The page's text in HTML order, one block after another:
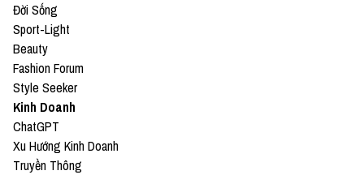
Đời Sống
Sport-Light
Beauty
Fashion Forum
Style Seeker
Kinh Doanh
ChatGPT
Xu Hướng Kinh Doanh
Truyền Thông